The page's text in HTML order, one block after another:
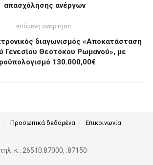
απασχόλησης ανέργων
επόμενη ανάρτηση
διαγωνισμός «Αποκατάσταση
Γενεσίου Θεοτόκου Ρωμανού», με
130.000,00€
Προσωπικά δεδομένα Επικοινωνία
τηλ. κ.: 26510.87000, .87150